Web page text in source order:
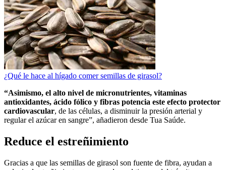
¿Qué le hace al hígado comer semillas de girasol?
“Asimismo, el alto nivel de micronutrientes, vitaminas
antioxidantes, ácido fólico y fibras potencia este efecto protector
cardiovascular, de las células, a disminuir la presión arterial y
regular el azúcar en sangre”, añadieron desde Tua Saúde.
Reduce el estreñimiento
Gracias a que las semillas de girasol son fuente de fibra, ayudan a